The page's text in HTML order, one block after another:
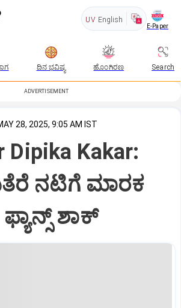
UV English
E-Paper
ದಿನ ಭವಿಷ್ಯ ಹೊಂಗಿರಣ Search
ADVERTISEMENT
28, 2025, 9:05 AM IST
Dipika Kakar:
ನಟಿಗೆ ಮಾರಕ
ಫ್ಯಾನ್ಸ್‌ ಶಾಕ್